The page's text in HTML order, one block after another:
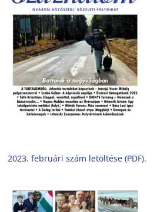
2023. februári szám letöltése (PDF).